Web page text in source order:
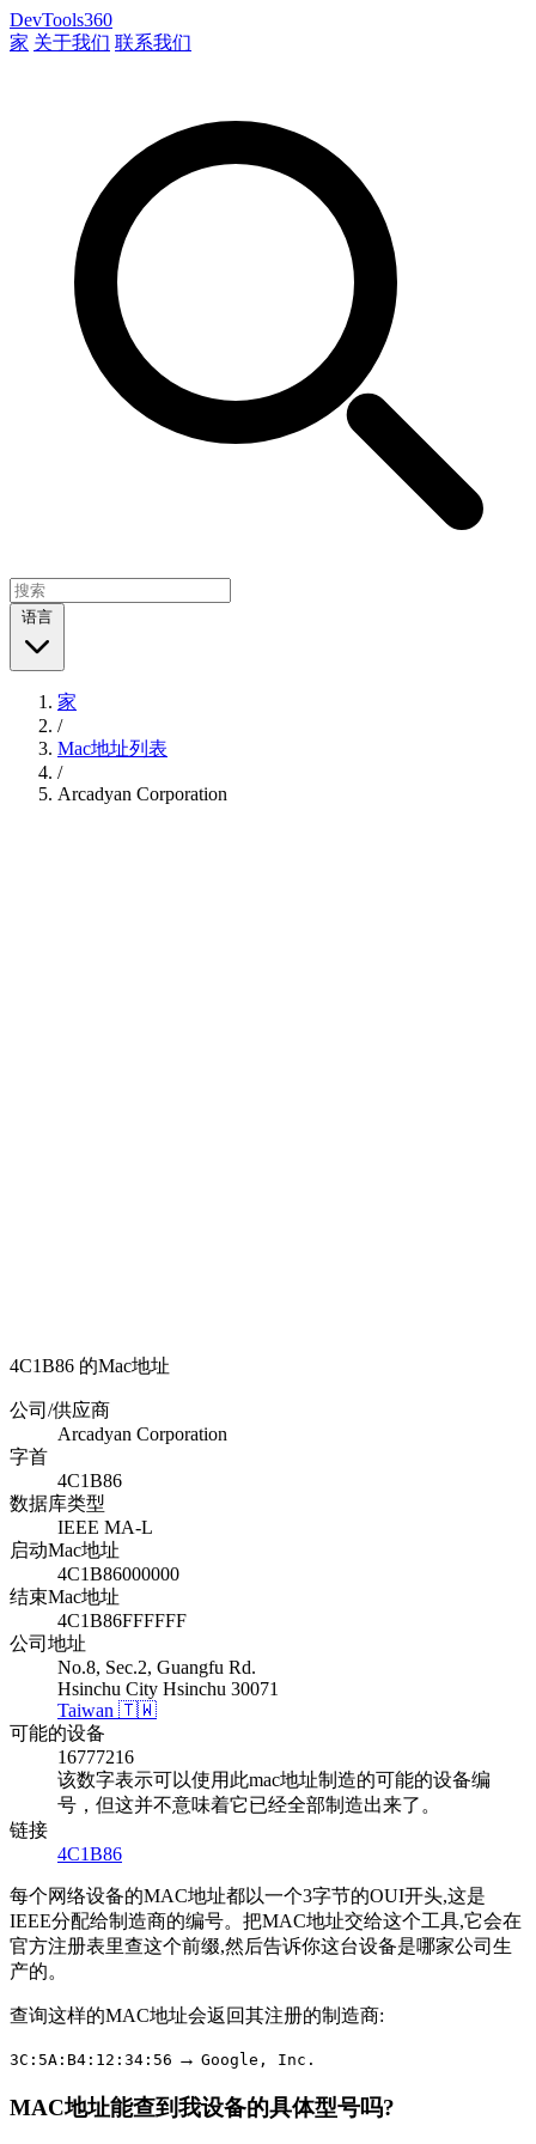
DevTools360
家 关于我们 联系我们
语言
家
/
Mac地址列表
/
Arcadyan Corporation
4C1B86 的Mac地址
公司/供应商
Arcadyan Corporation
字首
4C1B86
数据库类型
IEEE MA-L
启动Mac地址
4C1B86000000
结束Mac地址
4C1B86FFFFFF
公司地址
No.8, Sec.2, Guangfu Rd.
Hsinchu City Hsinchu 30071
Taiwan 🇹🇼
可能的设备
16777216
该数字表示可以使用此mac地址制造的可能的设备编
号，但这并不意味着它已经全部制造出来了。
链接
4C1B86
每个网络设备的MAC地址都以一个3字节的OUI开头,这是
IEEE分配给制造商的编号。把MAC地址交给这个工具,它会在
官方注册表里查这个前缀,然后告诉你这台设备是哪家公司生
产的。
查询这样的MAC地址会返回其注册的制造商:
3C:5A:B4:12:34:56 → Google, Inc.
MAC地址能查到我设备的具体型号吗?